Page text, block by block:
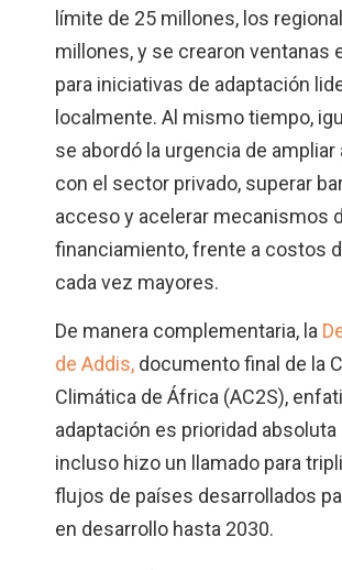
límite de 25 millones, los
millones, y se crearon ventanas
para iniciativas de adaptación
localmente. Al mismo tiempo,
se abordó la urgencia de ampliar
con el sector privado, superar
acceso y acelerar mecanismos
financiamiento, frente a costos
cada vez mayores.
De manera complementaria, la
de Addis, documento final de la
Climática de África (AC2S),
adaptación es prioridad absoluta
incluso hizo un llamado para
flujos de países desarrollados
en desarrollo hasta 2030.